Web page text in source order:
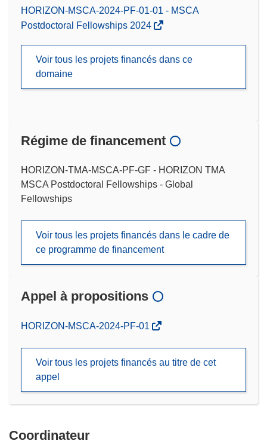
HORIZON-MSCA-2024-PF-01-01 - MSCA
Postdoctoral Fellowships 2024
Voir tous les projets financés dans ce
domaine
Régime de financement
HORIZON-TMA-MSCA-PF-GF - HORIZON TMA
MSCA Postdoctoral Fellowships - Global
Fellowships
Voir tous les projets financés dans le cadre de
ce programme de financement
Appel à propositions
(s’ouvre
nouvelle
fenêtre)
HORIZON-MSCA-2024-PF-01
Voir tous les projets financés au titre de cet
appel
Coordinateur